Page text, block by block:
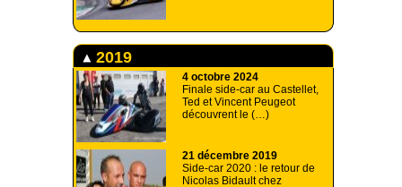
2019
4 octobre 2024
Finale side-car au Castellet,
Ted et Vincent Peugeot
découvrent le (…)
21 décembre 2019
Side-car 2020 : le retour de
Nicolas Bidault chez